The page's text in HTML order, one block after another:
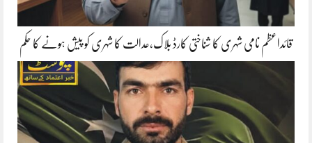
قائداعظم نامی شہری کا شناختی کارڈ بلاک،عدالت کا شہری کو پیش ہونے کا حکم